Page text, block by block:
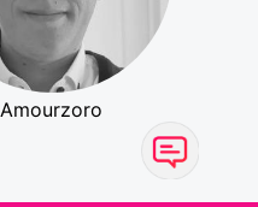
Amourzoro